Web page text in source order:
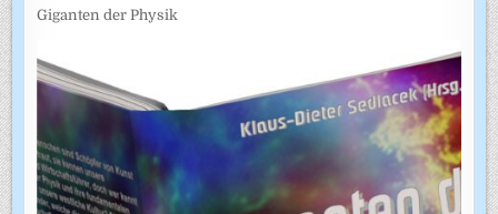
Giganten der Physik